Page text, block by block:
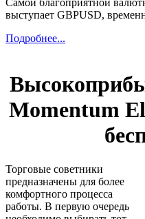
выступает GBPUSD,
Подробнее...
Momentum
Торговые советники
предназначены для более
комфортного процесса
работы. В первую очередь